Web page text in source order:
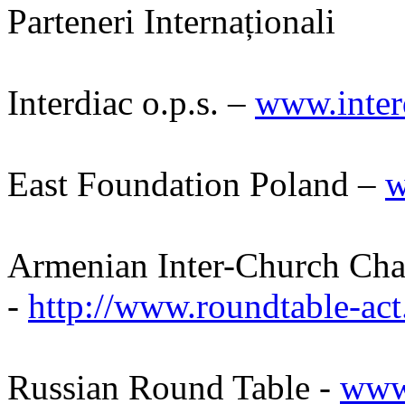
Parteneri Internaționali
Interdiac o.p.s. –
East Foundation Poland –
Armenian Inter-Church
- http://www.roundtable-
Russian Round Table -